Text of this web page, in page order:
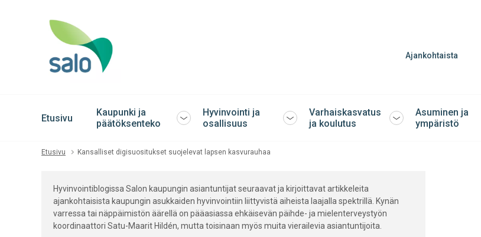
Ajankohtaista
Etusivu
Kaupunki ja
päätöksenteko
Avaa
sulje
Hyvinvointi ja
osallisuus
Avaa
Varhaiskasvatus
ja koulutus
Avaa
Asuminen ja
ympäristö
Etusivu Kansalliset digisuositukset suojelevat lapsen kasvurauhaa
Hyvinvointiblogissa Salon kaupungin asiantuntijat seuraavat ja kirjoittavat artikkeleita
ajankohtaisista kaupungin asukkaiden hyvinvointiin liittyvistä aiheista laajalla spektrillä. Kynän
varressa tai näppäimistön äärellä on pääasiassa ehkäisevän päihde- ja mielenterveystyön
koordinaattori Satu-Maarit Hildén, mutta toisinaan myös muita vierailevia asiantuntijoita.